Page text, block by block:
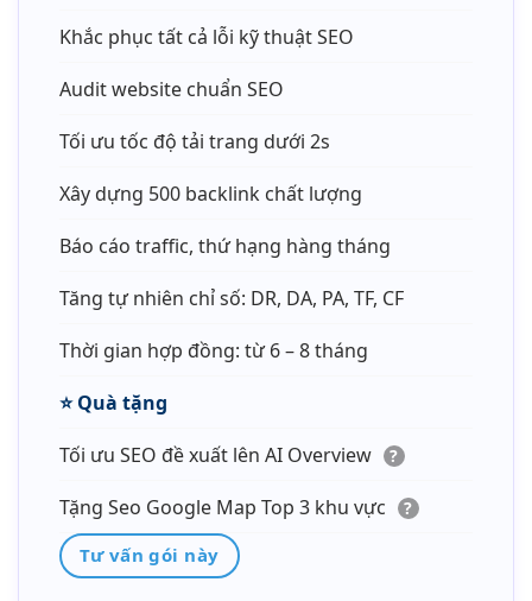
Khắc phục tất cả lỗi kỹ thuật SEO
Audit website chuẩn SEO
Tối ưu tốc độ tải trang dưới 2s
Xây dựng 500 backlink chất lượng
Báo cáo traffic, thứ hạng hàng tháng
Tăng tự nhiên chỉ số: DR, DA, PA, TF, CF
Thời gian hợp đồng: từ 6 – 8 tháng
⭐️Quà tặng
Tối ưu SEO đề xuất lên AI Overview
?
Tặng Seo Google Map Top 3 khu vực ?
Tư vấn gói này